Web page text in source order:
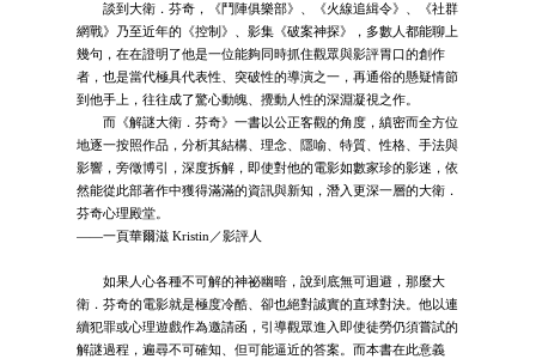
談到大衛．芬奇，《鬥陣俱樂部》、《火線追緝令》、《社群
網戰》乃至近年的《控制》、影集《破案神探》，多數人都能聊上
幾句，在在證明了他是一位能夠同時抓住觀眾與影評胃口的創作
者，也是當代極具代表性、突破性的導演之一，再通俗的懸疑情節
到他手上，往往成了驚心動魄、攪動人性的深淵凝視之作。
而《解謎大衛．芬奇》一書以公正客觀的角度，縝密而全方位
地逐一按照作品，分析其結構、理念、隱喻、特質、性格、手法與
影響，旁徵博引，深度拆解，即使對他的電影如數家珍的影迷，依
然能從此部著作中獲得滿滿的資訊與新知，潛入更深一層的大衛．
芬奇心理殿堂。
——一頁華爾滋 Kristin／影評人
如果人心各種不可解的神祕幽暗，說到底無可迴避，那麼大
衛．芬奇的電影就是極度冷酷、卻也絕對誠實的直球對決。他以連
續犯罪或心理遊戲作為邀請函，引導觀眾進入即使徒勞仍須嘗試的
解謎過程，遍尋不可確知、但可能逼近的答案。而本書在此意義